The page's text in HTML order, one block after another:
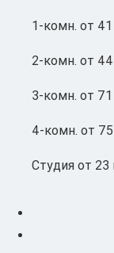
1-комн. от
2-комн. от
3-комн. от
4-комн. от
Студия от 23